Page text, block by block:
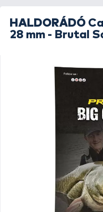
HALDORÁDÓ
28 mm - Brutal